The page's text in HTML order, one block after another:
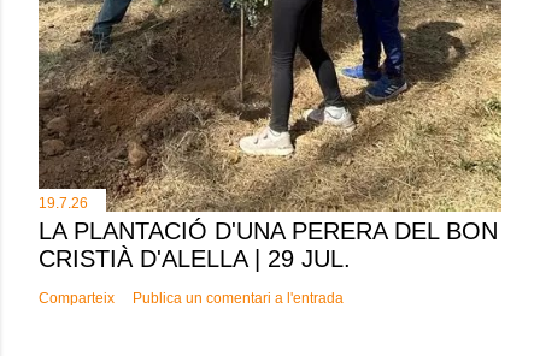
19.7.26
LA PLANTACIÓ D'UNA PERERA DEL BON
CRISTIÀ D'ALELLA | 29 JUL.
Comparteix Publica un comentari a l'entrada